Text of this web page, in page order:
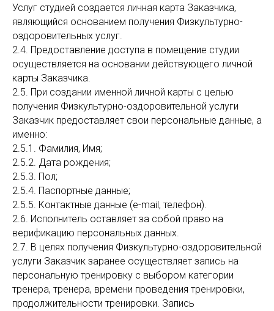
Услуг студией создается личная карта Заказчика,
являющийся основанием получения Физкультурно-
оздоровительных услуг.
2.4. Предоставление доступа в помещение студии
осуществляется на основании действующего личной
карты Заказчика.
2.5. При создании именной личной карты с целью
получения Физкультурно-оздоровительной услуги
Заказчик предоставляет свои персональные данные, а
именно:
2.5.1. Фамилия, Имя;
2.5.2. Дата рождения;
2.5.3. Пол;
2.5.4. Паспортные данные;
2.5.5. Контактные данные (e-mail, телефон).
2.6. Исполнитель оставляет за собой право на
верификацию персональных данных.
2.7. В целях получения Физкультурно-оздоровительной
услуги Заказчик заранее осуществляет запись на
персональную тренировку с выбором категории
тренера, тренера, времени проведения тренировки,
продолжительности тренировки. Запись